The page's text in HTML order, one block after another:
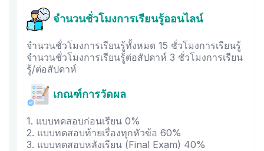
จำนวนชั่วโมงการเรียนรู้ออนไลน์
จำนวนชั่วโมงการเรียนรู้ทั้งหมด 15 ชั่วโมงการเรียนรู้
จำนวนชั่วโมงการเรียนรู้ต่อสัปดาห์ 3 ชั่วโมงการเรียน
รู้/ต่อสัปดาห์
เกณฑ์การวัดผล
1. แบบทดสอบก่อนเรียน 0%
2. แบบทดสอบท้ายเรื่องทุกหัวข้อ 60%
3. แบบทดสอบหลังเรียน (Final Exam) 40%